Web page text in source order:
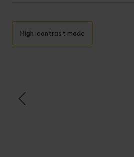
High-contrast mode